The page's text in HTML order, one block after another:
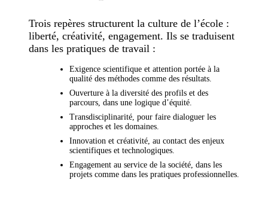
Trois repères structurent la culture de l’école :
liberté, créativité, engagement. Ils se traduisent
dans les pratiques de travail :
Exigence scientifique et attention portée à la
qualité des méthodes comme des résultats.
Ouverture à la diversité des profils et des
parcours, dans une logique d’équité.
Transdisciplinarité, pour faire dialoguer les
approches et les domaines.
Innovation et créativité, au contact des enjeux
scientifiques et technologiques.
Engagement au service de la société, dans les
projets comme dans les pratiques professionnelles.